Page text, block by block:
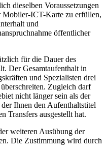
dieselben Voraussetzungen
Mobiler-ICT-Karte zu erfüllen,
und
öffentlicher
für die Dauer des
Der Gesamtaufenthalt in
und Spezialisten drei
Zugleich darf
nicht länger sein als der
Ihnen den Aufenthaltstitel
Transfers ausgestellt hat.
weiteren Ausübung der
Die Zustimmung wird durch